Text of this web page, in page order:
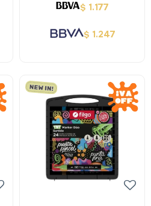
$ 1.177
$ 1.247